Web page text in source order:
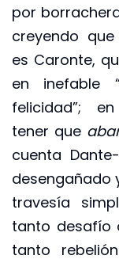
por
creyendo
es Caronte,
en inefable
felicidad”;
tener que
cuenta
desengañado
travesía
tanto desafío
tanto